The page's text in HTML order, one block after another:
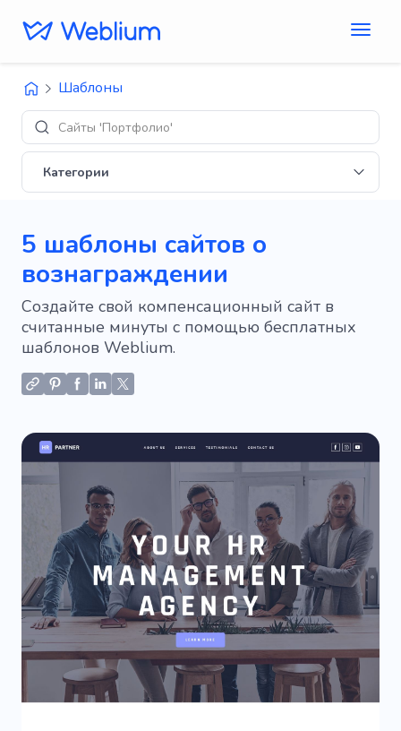
Шаблоны
Диз
Категории
5 шаблоны сайтов о
вознаграждении
Создайте свой компенсационный сайт в
считанные минуты с помощью бесплатных
шаблонов Weblium.